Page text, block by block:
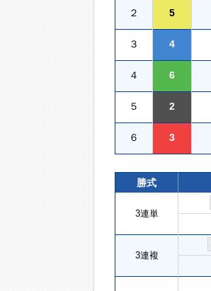
２ 5
３ 4
４ 6
５ 2
６ 3
勝式
3連単
3連複